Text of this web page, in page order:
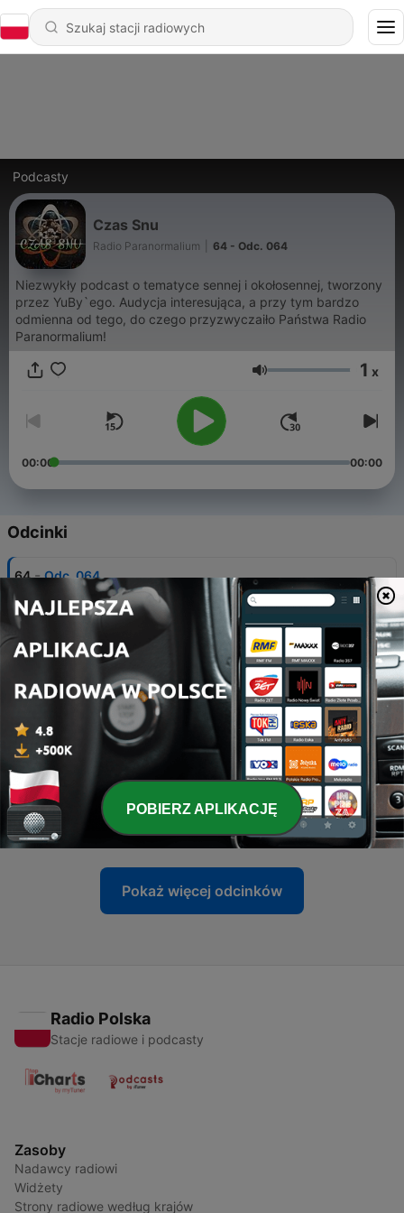
Podcasty
Czas Snu
Radio Paranormalium 64 - Odc. 064
Niezwykły podcast o tematyce sennej i okołosennej, tworzony
przez YuBy`ego. Audycja interesująca, a przy tym bardzo
odmienna od tego, do czego przyzwyczaiło Państwa Radio
Paranormalium!
Głośność 1 x
00:00 00:00
Odcinki
64 - Odc. 064
31 mar 2022
63
06 sty 2022
62 - Odc. 062
61 - Odc. 061
14 paź 2021
60 - Odc. 060
30 wrz 2021
Pokaż więcej odcinków
Radio Polska
Stacje radiowe i podcasty
Zasoby
Nadawcy radiowi
Widżety
Strony radiowe według krajów
POBIERZ APLIKACJĘ